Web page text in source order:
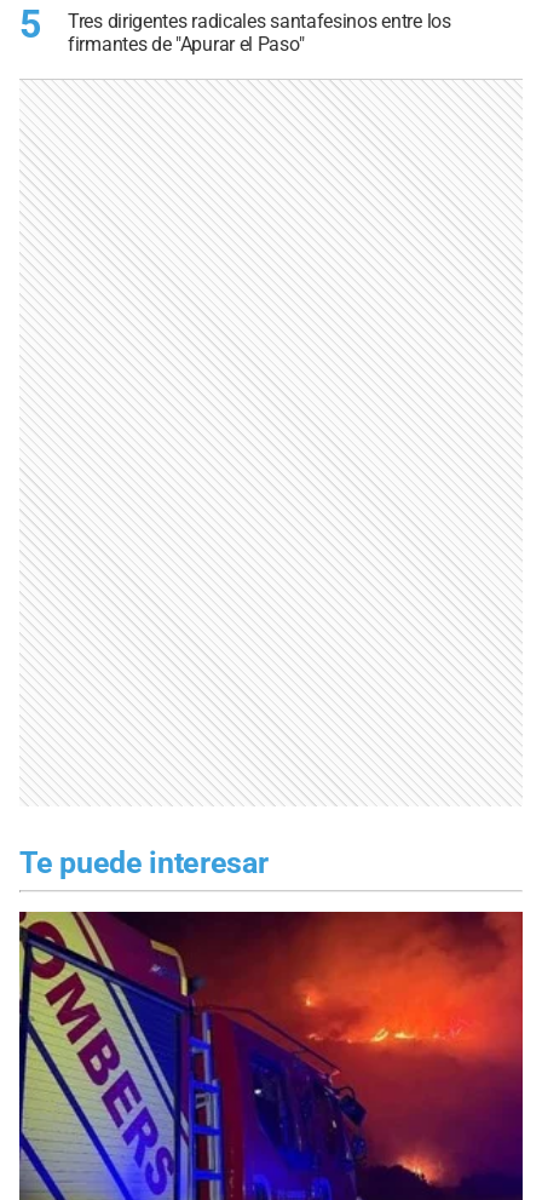
5
Tres dirigentes radicales santafesinos entre los
firmantes de "Apurar el Paso"
Te puede interesar